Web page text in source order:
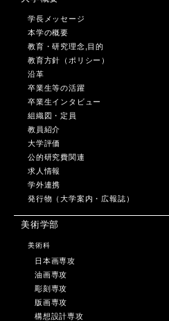
学長メッセージ
本学の概要
教育・研究理念,目的
教育方針（ポリシー）
沿革
卒業生等の活躍
卒業生インタビュー
組織図・定員
教員紹介
大学評価
公的研究費関連
求人情報
学外連携
発行物（大学案内・広報誌）
美術学部
美術科
日本画専攻
油画専攻
彫刻専攻
版画専攻
構想設計専攻